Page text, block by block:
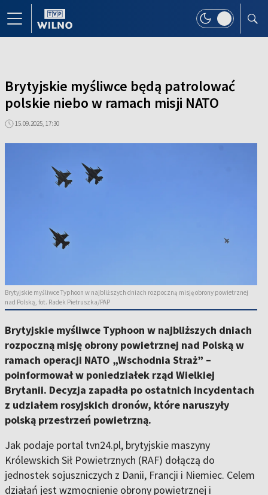
Brytyjskie myśliwce będą patrolować
polskie niebo w ramach misji NATO
15.09.2025, 17:30
Brytyjskie myśliwce Typhoon w najbliższych dniach rozpoczną misję obrony powietrznej
nad Polską, fot. Radek Pietruszka/PAP
Brytyjskie myśliwce Typhoon w najbliższych dniach
rozpoczną misję obrony powietrznej nad Polską w
ramach operacji NATO „Wschodnia Straż” –
poinformował w poniedziałek rząd Wielkiej
Brytanii. Decyzja zapadła po ostatnich incydentach
z udziałem rosyjskich dronów, które naruszyły
polską przestrzeń powietrzną.
Jak podaje portal tvn24.pl, brytyjskie maszyny
Królewskich Sił Powietrznych (RAF) dołączą do
jednostek sojuszniczych z Danii, Francji i Niemiec. Celem
działań jestwzmocnienie obrony powietrznej i